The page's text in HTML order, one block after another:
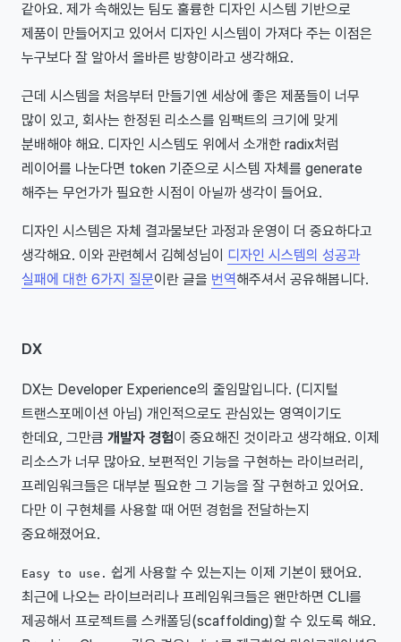
같아요. 제가 속해있는 팀도 훌륭한 디자인 시스템 기반으로
제품이 만들어지고 있어서 디자인 시스템이 가져다 주는 이점은
누구보다 잘 알아서 올바른 방향이라고 생각해요.
근데 시스템을 처음부터 만들기엔 세상에 좋은 제품들이 너무
많이 있고, 회사는 한정된 리소스를 임팩트의 크기에 맞게
분배해야 해요. 디자인 시스템도 위에서 소개한 radix처럼
레이어를 나눈다면 token 기준으로 시스템 자체를 generate
해주는 무언가가 필요한 시점이 아닐까 생각이 들어요.
디자인 시스템은 자체 결과물보단 과정과 운영이 더 중요하다고
생각해요. 이와 관련혜서 김혜성님이 디자인 시스템의 성공과
실패에 대한 6가지 질문이란 글을 번역해주셔서 공유해봅니다.
DX
DX는 Developer Experience의 줄임말입니다. (디지털
트랜스포메이션 아님) 개인적으로도 관심있는 영역이기도
한데요, 그만큼 개발자 경험이 중요해진 것이라고 생각해요. 이제
리소스가 너무 많아요. 보편적인 기능을 구현하는 라이브러리,
프레임워크들은 대부분 필요한 그 기능을 잘 구현하고 있어요.
다만 이 구현체를 사용할 때 어떤 경험을 전달하는지
중요해졌어요.
Easy to use. 쉽게 사용할 수 있는지는 이제 기본이 됐어요.
최근에 나오는 라이브러리나 프레임워크들은 왠만하면 CLI를
제공해서 프로젝트를 스캐폴딩(scaffolding)할 수 있도록 해요.